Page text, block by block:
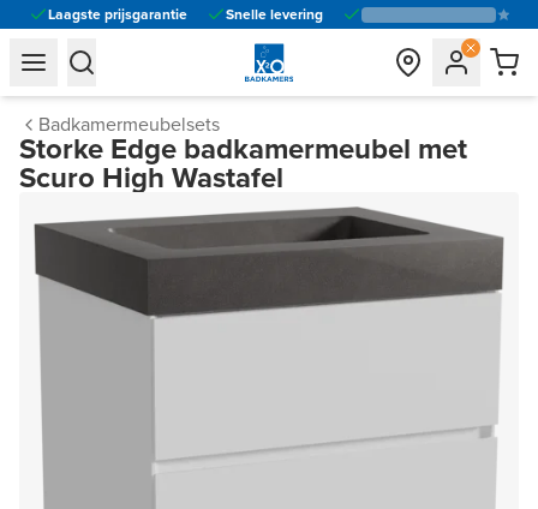
Laagste prijsgarantie Snelle levering
general.navigation.toggle_menu.label
general.navigation.toggle_menu.label
Badkamermeubelsets
Storke Edge badkamermeubel met
Scuro High Wastafel